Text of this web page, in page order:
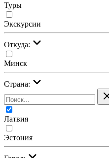
Туры
Экскурсии
Откуда:
Минск
Страна:
Латвия
Эстония